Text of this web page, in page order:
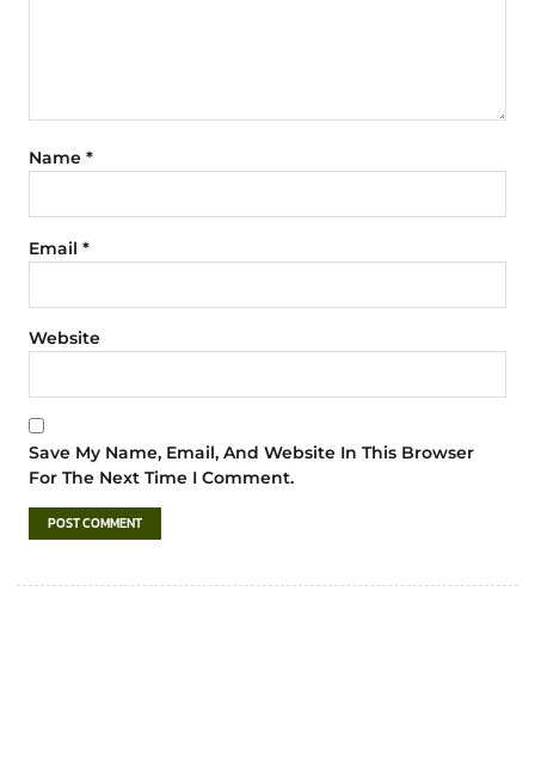
Name *
Email *
Website
Save My Name, Email, And Website In This Browser
For The Next Time I Comment.